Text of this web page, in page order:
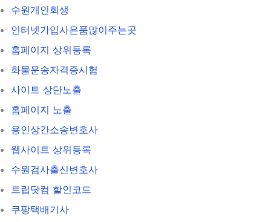
수원개인회생
인터넷가입사은품많이주는곳
홈페이지 상위등록
화물운송자격증시험
사이트 상단노출
홈페이지 노출
용인상간소송변호사
웹사이트 상위등록
수원검사출신변호사
트립닷컴 할인코드
쿠팡택배기사